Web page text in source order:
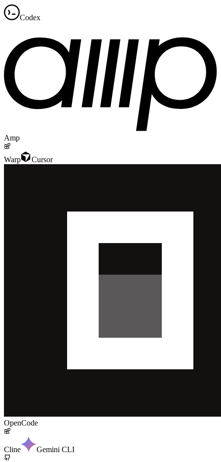
Codex
Amp
Warp Cursor
OpenCode
Cline Gemini CLI